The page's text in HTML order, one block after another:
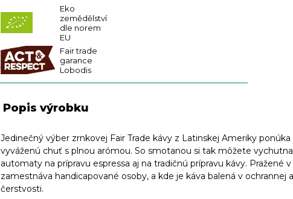
Eko
zemědělství
dle norem
EU
Fair trade
garance
Lobodis
Popis výrobku
Jedinečný výber zrnkovej Fair Trade kávy z Latinskej Ameriky
vyváženú chuť s plnou arómou. So smotanou si tak môžete
automaty na prípravu espressa aj na tradičnú prípravu kávy. Pražené
zamestnáva handicapované osoby, a kde je káva balená v
čerstvosti.